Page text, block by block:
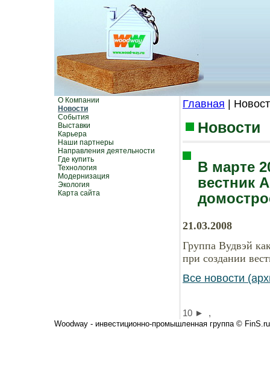
О Компании
Новости
События
Выставки
Карьера
Наши партнеры
Направления деятельности
Где купить
Технология
Модернизация
Экология
Карта сайта
Главная |
Новости
В марте
вестник
21.03.2008
Группа Вудвэй
при создании
Все новости
10 ► ,
Woodway - инвестиционно-промышленная группа © FinS.ru